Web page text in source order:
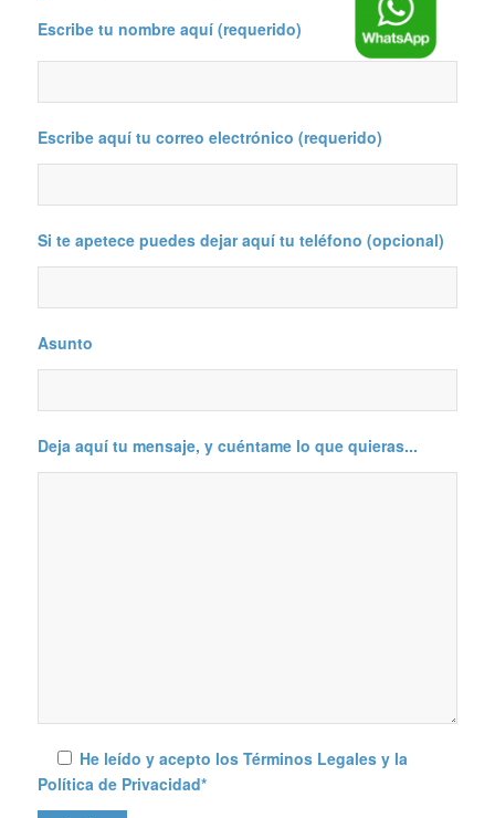
Escribe tu nombre aquí (requerido)
Escribe aquí tu correo electrónico (requerido)
Si te apetece puedes dejar aquí tu teléfono (opcional)
Asunto
Deja aquí tu mensaje, y cuéntame lo que quieras...
He leído y acepto los Términos Legales y la
Política de Privacidad*